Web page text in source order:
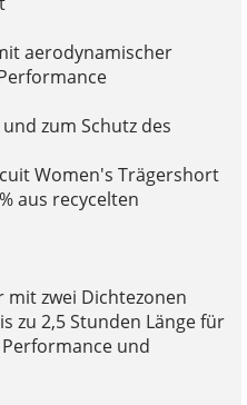
aerodynamischer
zum Schutz des
Women's Trägershort
aus recycelten
mit zwei Dichtezonen
zu 2,5 Stunden Länge für
und